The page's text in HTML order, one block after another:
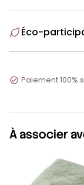
Éco-
 Paiement 100%
À associer